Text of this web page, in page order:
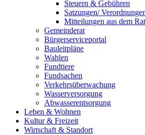
Steuern & Gebühren
Satzungen/
Mitteilungen aus dem
Gemeinderat
Bürgerserviceportal
Bauleitpläne
Wahlen
Fundtiere
Fundsachen
Verkehrsüberwachung
Wasserversorgung
Abwasserentsorgung
Leben & Wohnen
Kultur & Freizeit
Wirtschaft & Standort